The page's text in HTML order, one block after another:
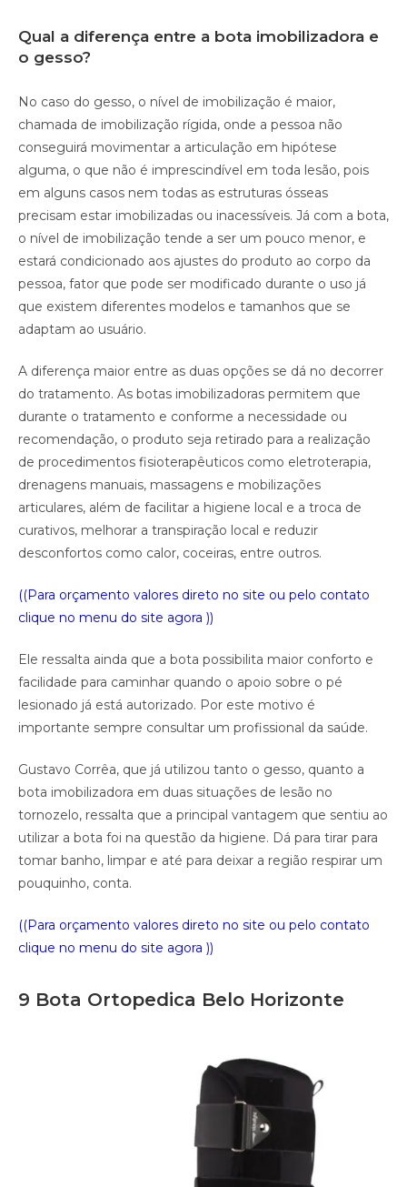
Qual a diferença entre a bota imobilizadora e
o gesso?
No caso do gesso, o nível de imobilização é maior,
chamada de imobilização rígida, onde a pessoa não
conseguirá movimentar a articulação em hipótese
alguma, o que não é imprescindível em toda lesão, pois
em alguns casos nem todas as estruturas ósseas
precisam estar imobilizadas ou inacessíveis. Já com a bota,
o nível de imobilização tende a ser um pouco menor, e
estará condicionado aos ajustes do produto ao corpo da
pessoa, fator que pode ser modificado durante o uso já
que existem diferentes modelos e tamanhos que se
adaptam ao usuário.
A diferença maior entre as duas opções se dá no decorrer
do tratamento. As botas imobilizadoras permitem que
durante o tratamento e conforme a necessidade ou
recomendação, o produto seja retirado para a realização
de procedimentos fisioterapêuticos como eletroterapia,
drenagens manuais, massagens e mobilizações
articulares, além de facilitar a higiene local e a troca de
curativos, melhorar a transpiração local e reduzir
desconfortos como calor, coceiras, entre outros.
((Para orçamento valores direto no site ou pelo contato
clique no menu do site agora ))
Ele ressalta ainda que a bota possibilita maior conforto e
facilidade para caminhar quando o apoio sobre o pé
lesionado já está autorizado. Por este motivo é
importante sempre consultar um profissional da saúde.
Gustavo Corrêa, que já utilizou tanto o gesso, quanto a
bota imobilizadora em duas situações de lesão no
tornozelo, ressalta que a principal vantagem que sentiu ao
utilizar a bota foi na questão da higiene. Dá para tirar para
tomar banho, limpar e até para deixar a região respirar um
pouquinho, conta.
((Para orçamento valores direto no site ou pelo contato
clique no menu do site agora ))
9 Bota Ortopedica Belo Horizonte